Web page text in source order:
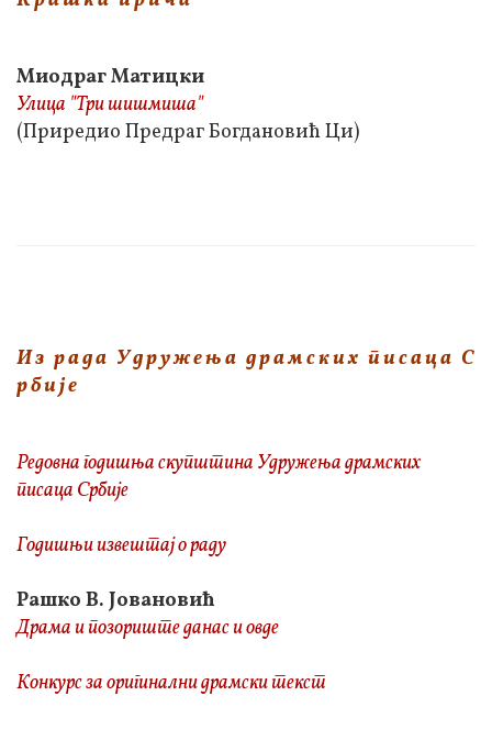
Миодраг Матицки
Улица "Три шишмиша"
(Приредио Предраг Богдановић Ци)
И з р а д а У д р у ж е њ а д р а м с к и х п и с а ц а С
р б и ј е
Редовна годишња скупштина Удружења драмских
писаца Србије
Годишњи извештај о раду
Рашко В. Јовановић
Драма и позориште данас и овде
Конкурс за оригинални драмски текст